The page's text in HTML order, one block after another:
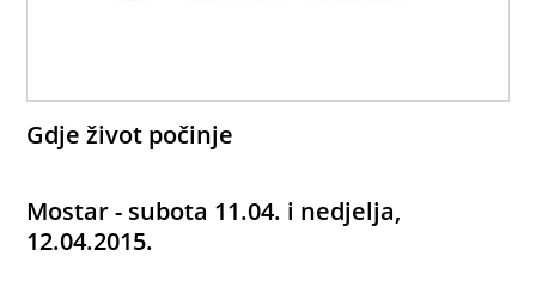
Gdje život počinje
Mostar - subota 11.04. i nedjelja,
12.04.2015.